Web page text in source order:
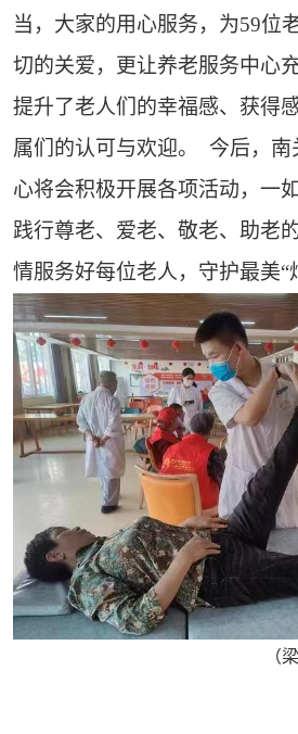
当，大家的用心服务，为59位
切的关爱，更让养老服务中心
提升了老人们的幸福感、获得
属们的认可与欢迎。 今后，南
心将会积极开展各项活动，一
践行尊老、爱老、敬老、助老
情服务好每位老人，守护最美“
（